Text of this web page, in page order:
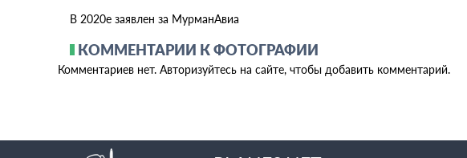
В 2020е заявлен за МурманАвиа
КОММЕНТАРИИ К ФОТОГРАФИИ
Комментариев нет. Авторизуйтесь на сайте, чтобы добавить комментарий.